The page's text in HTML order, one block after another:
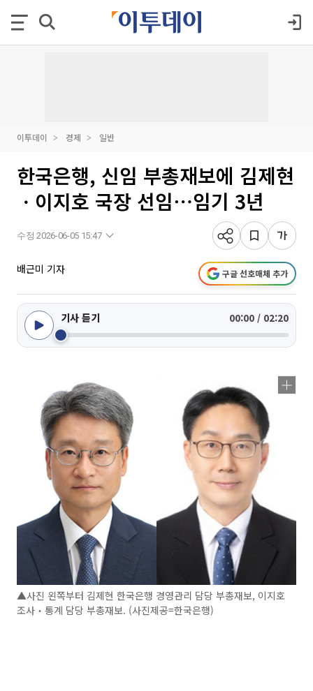
이투데이 경제 일반
한국은행, 신임 부총재보에 김제현
ㆍ이지호 국장 선임⋯임기 3년
수정 2026-06-05 15:47
배근미 기자 구글 선호매체 추가
기사 듣기 00:00 / 02:20
▲사진 왼쪽부터 김제현 한국은행 경영관리 담당 부총재보, 이지호
조사‧통계 담당 부총재보. (사진제공=한국은행)